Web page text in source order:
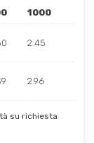
1000
2.45
2.96
su richiesta